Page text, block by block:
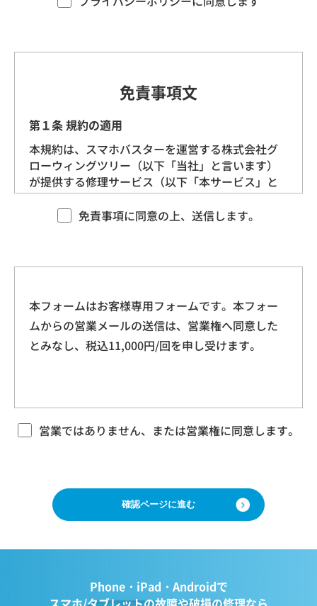
す。）を定めます。
第1条（プライバシー情報）
人情報保護法にいう「個人情報」を指すものと
し、生存する個人に関する情報であって、当該
号、連絡先その他の記述等により特定の個人を
識別できる情報を指します。
プライバシー情報のうち「履歴情報および特性
情報」とは、上記に定める「個人情報」以外の
ド、ご利用日時、ご利用の方法、ご利用環境、
郵便番号や性別、職業、年齢、ユーザーのIPア
ドレス、クッキー情報、位置情報、端末の個体
識別情報などを指します。
当社は、ユーザーが利用する際に氏名、生年月
号などの個人情報をお尋ねすることがありま
す。また、ユーザーと提携先などとの間でなさ
済に関する情報を当社の提携先（情報提供元、
携先｣といいます。）などから収集することがあ
免責事項文
第１条 規約の適用
本規約は、スマホバスターを運営する株式会社グ
ローウィングツリー（以下「当社」と言います）
が提供する修理サービス（以下「本サービス」と
言います）に適用される基本的な条件を定めるも
のです。 当社は、本規約に沿ってお客様に本サー
ご利用くださいますようお願いいたします。
第２条 契約の成立
本規約に基づく本サービスに関する契約は、お客
様が修理をご希望になる携帯電話（以下「修理依
て必要事項および本サービス提供の可否等を確認
の後、当社がお客様のご依頼を承諾することをも
サービスを提供できない場合があり、当社の任意
の判断でご依頼をお断りする場合がございますの
当社は、お客様の携帯電話が故障した場合、その
免責事項に同意の上、送信します。
本フォームはお客様専用フォームです。本フォー
ムからの営業メールの送信は、営業権へ同意した
とみなし、税込11,000円/回を申し受けます。
営業ではありません、または営業権に同意します。
Phone・iPad・Androidで